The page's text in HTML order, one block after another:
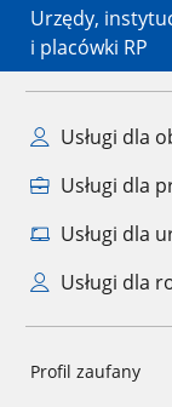
Urzędy,
i placówki RP
Usługi dla
Usługi dla
Usługi dla
Usługi dla
Profil zaufany